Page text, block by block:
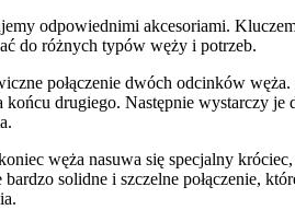
odpowiednimi akcesoriami.
do różnych typów węży i potrzeb.
połączenie dwóch odcinków
drugiego. Następnie wystarczy
węża nasuwa się specjalny
solidne i szczelne połączenie,